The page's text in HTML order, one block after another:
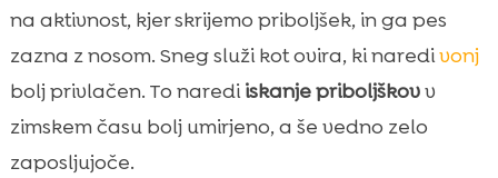
na aktivnost, kjer skrijemo priboljšek, in ga pes
zazna z nosom. Sneg služi kot ovira, ki naredivonj
bolj privlačen. To narediiskanje priboljškovv
zimskem času bolj umirjeno, a še vedno zelo
zaposljujoče.